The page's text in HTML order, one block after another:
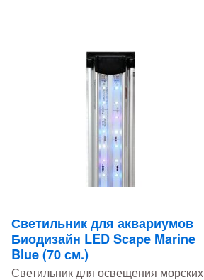
Светильник для аквариумов
Биодизайн LED Scape Marine
Blue (70 см.)
Светильник для освещения морских